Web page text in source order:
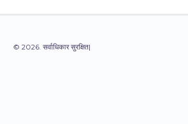
© 2026. सर्वाधिकार सुरक्षित|